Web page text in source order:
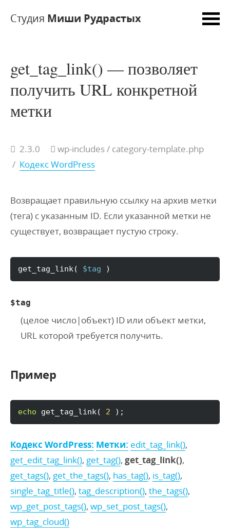
Студия Миши Рудрастых
get_tag_link() — позволяет
получить URL конкретной
метки
2.3.0 wp-includes/ category-template.php
/ Кодекс WordPress
Возвращает правильную ссылку на архив метки
(тега) с указанным ID. Если указанной метки не
существует, возвращает пустую строку.
get_tag_link( $tag )
$tag
(целое число|объект) ID или объект метки,
URL которой требуется получить.
Пример
echo get_tag_link ( 2 ) ;
Кодекс WordPress: Метки: edit_tag_link(),
get_edit_tag_link(), get_tag(), get_tag_link(),
get_tags(), get_the_tags(), has_tag(), is_tag(),
single_tag_title(), tag_description(), the_tags(),
wp_get_post_tags(), wp_set_post_tags(),
wp_tag_cloud()